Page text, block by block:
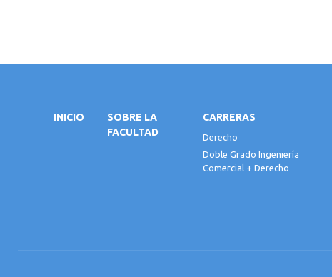
INICIO
SOBRE LA
FACULTAD
CARRERAS
Derecho
Doble Grado Ingeniería
Comercial + Derecho